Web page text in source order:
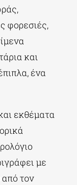
φορεσιές,
και
ένα
εκθέματα
με
από τον